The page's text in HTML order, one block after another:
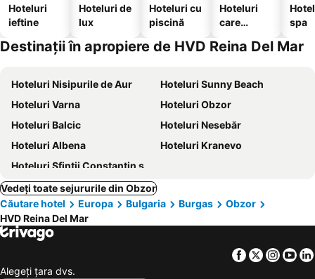
Hoteluri
ieftine
Hoteluri de
lux
Hoteluri cu
piscină
Hoteluri
care
animale
spa
Destinații în apropiere de HVD Reina Del Mar
Hoteluri Nisipurile de Aur
Hoteluri Sunny Beach
Hoteluri Varna
Hoteluri Obzor
Hoteluri Balcic
Hoteluri Nesebăr
Hoteluri Albena
Hoteluri Kranevo
Hoteluri Sfinții Constantin și Elena
Vedeți toate sejururile din Obzor
Căutare hotel
Europa Bulgaria Burgas
Obzor
HVD Reina Del Mar
Facebook
Twitter
Alegeţi ţara dvs.